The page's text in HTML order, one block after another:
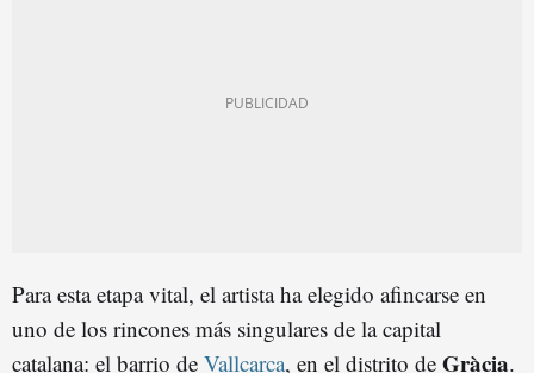
Para esta etapa vital, el artista ha elegido afincarse en
uno de los rincones más singulares de la capital
catalana: el barrio de Vallcarca, en el distrito de Gràcia.